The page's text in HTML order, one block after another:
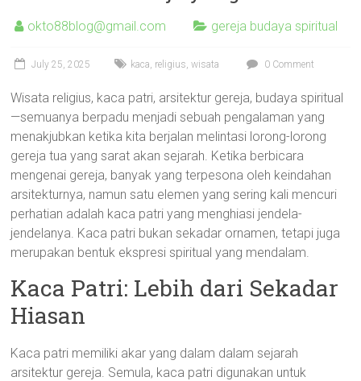
okto88blog@gmail.com gereja budaya spiritual
July 25, 2025 kaca, religius,wisata 0 Comment
Wisata religius, kaca patri, arsitektur gereja, budaya spiritual
—semuanya berpadu menjadi sebuah pengalaman yang
menakjubkan ketika kita berjalan melintasi lorong-lorong
gereja tua yang sarat akan sejarah. Ketika berbicara
mengenai gereja, banyak yang terpesona oleh keindahan
arsitekturnya, namun satu elemen yang sering kali mencuri
perhatian adalah kaca patri yang menghiasi jendela-
jendelanya. Kaca patri bukan sekadar ornamen, tetapi juga
merupakan bentuk ekspresi spiritual yang mendalam.
Kaca Patri: Lebih dari Sekadar
Hiasan
Kaca patri memiliki akar yang dalam dalam sejarah
arsitektur gereja. Semula, kaca patri digunakan untuk